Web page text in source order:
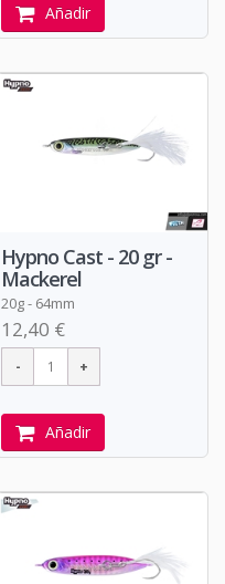
Añadir
Hypno Cast - 20 gr -
Mackerel
20g - 64mm
12,40 €
Añadir